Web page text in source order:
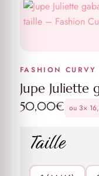
FASHION CURVY
Jupe Juliette
50,00€ ou 3×
Taille